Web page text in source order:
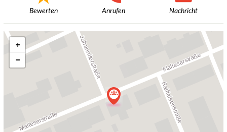
Bewerten Anrufen Nachricht
+
−